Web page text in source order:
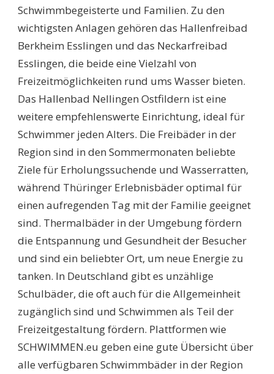
Schwimmbegeisterte und Familien. Zu den
wichtigsten Anlagen gehören das Hallenfreibad
Berkheim Esslingen und das Neckarfreibad
Esslingen, die beide eine Vielzahl von
Freizeitmöglichkeiten rund ums Wasser bieten.
Das Hallenbad Nellingen Ostfildern ist eine
weitere empfehlenswerte Einrichtung, ideal für
Schwimmer jeden Alters. Die Freibäder in der
Region sind in den Sommermonaten beliebte
Ziele für Erholungssuchende und Wasserratten,
während Thüringer Erlebnisbäder optimal für
einen aufregenden Tag mit der Familie geeignet
sind. Thermalbäder in der Umgebung fördern
die Entspannung und Gesundheit der Besucher
und sind ein beliebter Ort, um neue Energie zu
tanken. In Deutschland gibt es unzählige
Schulbäder, die oft auch für die Allgemeinheit
zugänglich sind und Schwimmen als Teil der
Freizeitgestaltung fördern. Plattformen wie
SCHWIMMEN.eu geben eine gute Übersicht über
alle verfügbaren Schwimmbäder in der Region